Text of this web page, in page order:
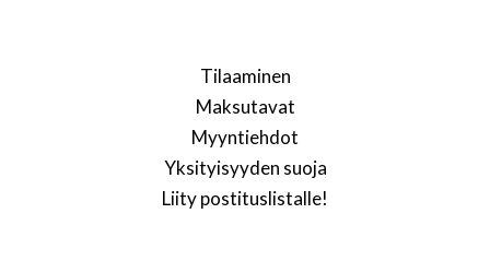
Tilaaminen
Maksutavat
Myyntiehdot
Yksityisyyden suoja
Liity postituslistalle!